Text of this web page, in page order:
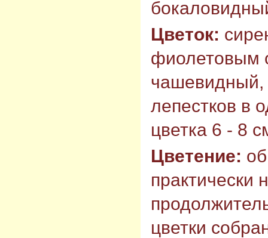
Цветок:
фиолетовым
чашевидный,
лепестков в
цветка 6 - 8
Цветение:
практически
цветки